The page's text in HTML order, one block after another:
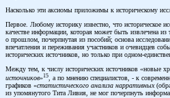
Насколько эти аксиомы приложимы к историческому
Первое. Любому историку известно, что историческое
качестве информации, которая может быть извлечена
о прошлом, почерпнутая из пособий; основа
впечатления и переживания участников и очевидцев
исторических источников, но только при одном-
Между тем, к числу исторических источников «новые
источников»15, а по мнению специалистов, - к
графиков «статистического анализа нарративных
из упомянутого Тита Ливия, не мог почерпнуть